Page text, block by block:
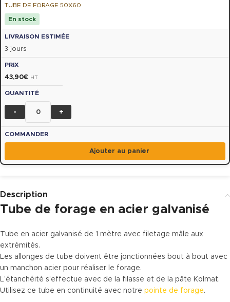
TUBE DE FORAGE 50X60
En stock
3 jours
43,90€ HT
- +
Ajouter au panier
Description
Tube de forage en acier galvanisé
Tube en acier galvanisé de 1 mètre avec filetage mâle aux
extrémités.
Les allonges de tube doivent être jonctionnées bout à bout avec
un manchon acier pour réaliser le forage.
L’étanchéité s’effectue avec de la filasse et de la pâte Kolmat.
Utilisez ce tube en continuité avec notre pointe de forage.